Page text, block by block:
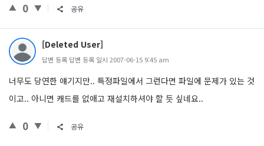
0 공유
[Deleted User]
답변 등록 답변 등록 일시 2007-06-15 9:45 am
너무도 당연한 얘기지만.. 특정파일에서 그런다면 파일에 문제가 있는 것
이고.. 아니면 캐드를 없애고 재설치하셔야 할 듯 싶네요..
0 공유